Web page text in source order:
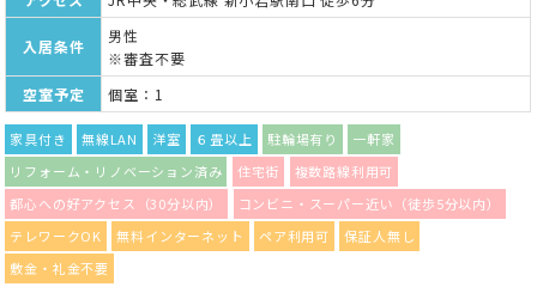
入居条件
男性
※審査不要
空室予定
個室：1
家具付き 無線LAN 洋室 ６畳以上 駐輪場有り
一軒家
リフォーム・リノベーション済み
住宅街
複数路線利用可
都心への好アクセス（30分以内）
コンビニ・スーパー近い（徒歩5分以内）
テレワークOK
無料インターネット ペア利用可
保証人無し
敷金・礼金不要